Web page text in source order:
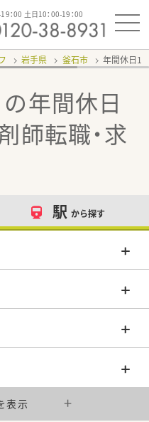
：00 土日10：00-19：00
岩手県 釜石市 年間休日
の年間休日
師転職・求
駅 から探す
表示